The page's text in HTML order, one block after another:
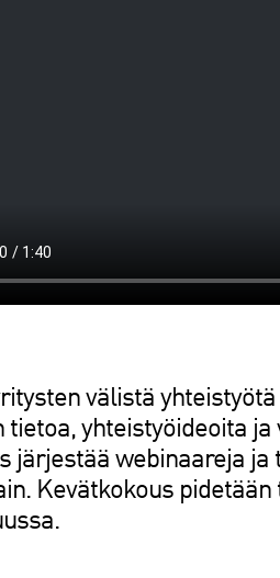
välistä
tietoa, yhteistyöideoita
järjestää webinaareja
Kevätkokous